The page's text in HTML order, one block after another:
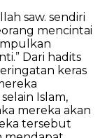
saw. sendiri
mencintai
Dari hadits
keras
Islam,
mereka akan
tersebut